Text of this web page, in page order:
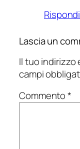
Rispondi
Lascia un
Il tuo indirizzo
campi
Commento*